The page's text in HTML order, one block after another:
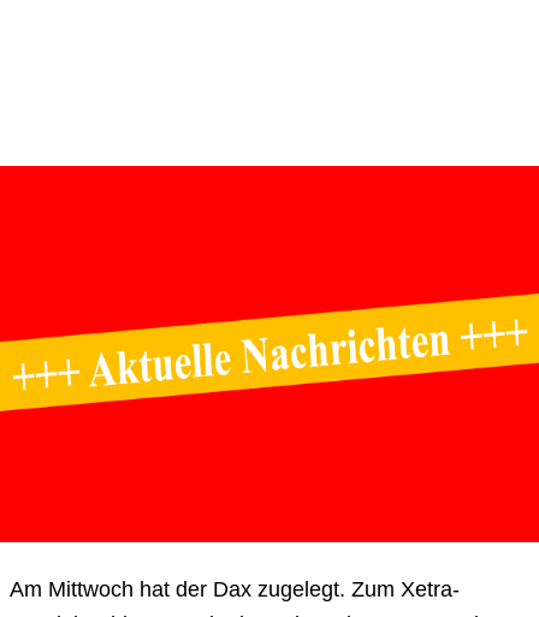
Am Mittwoch hat der Dax zugelegt. Zum Xetra-